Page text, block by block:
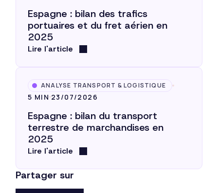
Espagne : bilan des trafics
portuaires et du fret aérien en
2025
Lire l'article
ANALYSE TRANSPORT & LOGISTIQUE
5 MIN 23/07/2026
Espagne : bilan du transport
terrestre de marchandises en
2025
Lire l'article
Partager sur